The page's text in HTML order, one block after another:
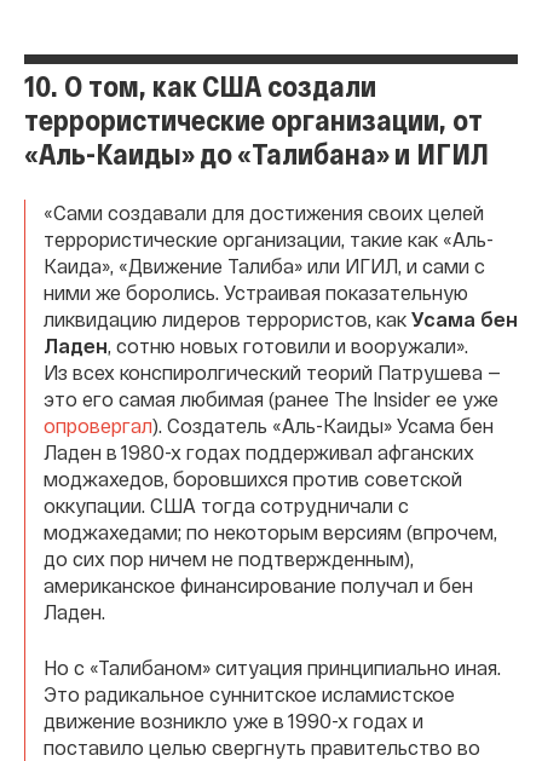
10. О том, как США создали
террористические организации, от
«Аль-Каиды» до «Талибана» и ИГИЛ
«Сами создавали для достижения своих целей
террористические организации, такие как «Аль-
Каида», «Движение Талиба» или ИГИЛ, и сами с
ними же боролись. Устраивая показательную
ликвидацию лидеров террористов, как Усама бен
Ладен, сотню новых готовили и вооружали».
Из всех конспиролгический теорий Патрушева —
это его самая любимая (ранее The Insider ее уже
опровергал). Создатель «Аль-Каиды» Усама бен
Ладен в 1980-х годах поддерживал афганских
моджахедов, боровшихся против советской
оккупации. США тогда сотрудничали с
моджахедами; по некоторым версиям (впрочем,
до сих пор ничем не подтвержденным),
американское финансирование получал и бен
Ладен.
Но с «Талибаном» ситуация принципиально иная.
Это радикальное суннитское исламистское
движение возникло уже в 1990-х годах и
поставило целью свергнуть правительство во